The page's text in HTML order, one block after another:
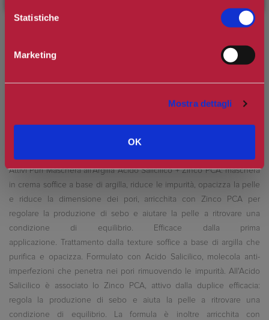
Statistiche
Marketing
Mostra dettagli
OK
Ottieni 2 punti Camilleri Fidelity Card -
Regolamento
Si tratta della prima recensione per questo prodotto
Attivi Puri Maschera all'Argilla Acido Salicilico + Zinco PCA: maschera
in crema soffice a base di argilla, riduce le impurità, opacizza la pelle
e riduce la dimensione dei pori, arricchita con Zinco PCA per
regolare la produzione di sebo e aiutare la pelle a ritrovare una
condizione di equilibrio. Efficace dalla prima
applicazione. Trattamento dalla texture soffice a base di argilla che
purifica e opacizza. Formulato con Acido Salicilico, molecola anti-
imperfezioni che penetra nei pori rimuovendo le impurità. All'Acido
Salicilico è associato lo Zinco PCA, attivo dalla duplice efficacia:
regola la produzione di sebo e aiuta la pelle a ritrovare una
condizione di equilibrio. La formula è inoltre arricchita con